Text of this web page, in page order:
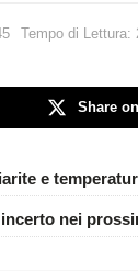
Tempo di Lettura:
Share
e
nei